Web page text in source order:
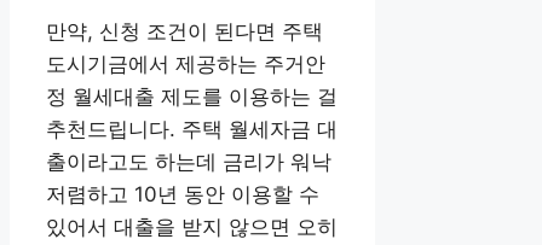
만약, 신청 조건이 된다면 주택
도시기금에서 제공하는 주거안
정 월세대출 제도를 이용하는 걸
추천드립니다. 주택 월세자금 대
출이라고도 하는데 금리가 워낙
저렴하고 10년 동안 이용할 수
있어서 대출을 받지 않으면 오히